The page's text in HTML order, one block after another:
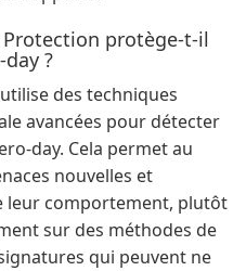
Protection protège-t-il
?
des techniques
avancées pour détecter
day. Cela permet au
nouvelles et
leur comportement, plutôt
sur des méthodes de
qui peuvent ne